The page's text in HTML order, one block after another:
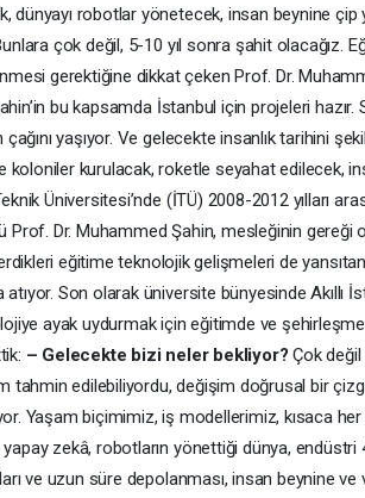
dünyayı robotlar yönetecek, insan beynine çip
çok değil, 5-10 yıl sonra şahit olacağız.
gerektiğine dikkat çeken Prof. Dr.
bu kapsamda İstanbul için projeleri
yaşıyor. Ve gelecekte insanlık tarihini
koloniler kurulacak, roketle seyahat edilecek,
Üniversitesi’nde (İTÜ) 2008-2012 yılları
Prof. Dr. Muhammed Şahin, mesleğinin gereği
eğitime teknolojik gelişmeleri de
Son olarak üniversite bünyesinde Akıllı
ayak uydurmak için eğitimde ve
– Gelecekte bizi neler bekliyor? Çok
tahmin edilebiliyordu, değişim doğrusal bir
Yaşam biçimimiz, iş modellerimiz, kısaca
zekâ, robotların yönettiği dünya,
ve uzun süre depolanması, insan beynine